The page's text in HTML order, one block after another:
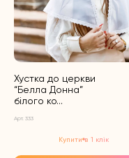
Хустка до церкви
“Белла Донна”
білого ко...
Арт. 333
Купити в 1 клік